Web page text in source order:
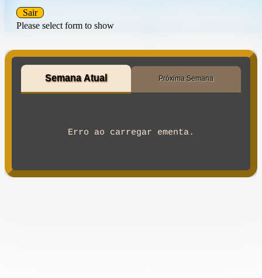
Please select form to show
Sair
Semana Atual Próxima Semana
Erro ao carregar ementa.